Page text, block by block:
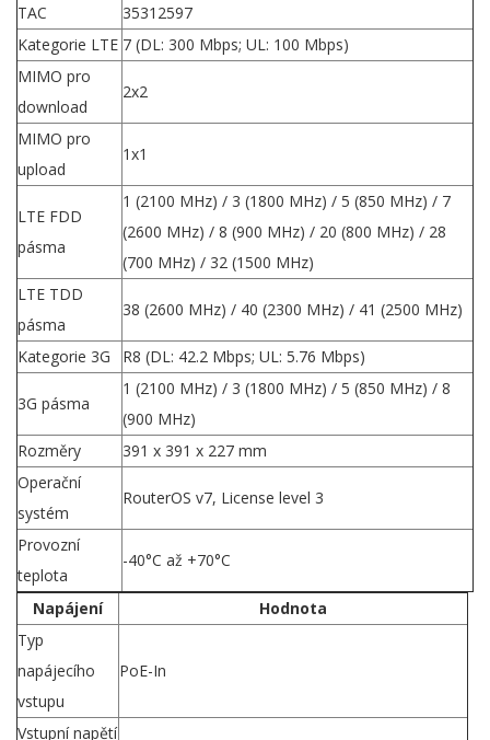
TAC
35312597
Kategorie LTE 7 (DL: 300 Mbps; UL: 100 Mbps)
MIMO pro
download
2x2
MIMO pro
upload
1x1
LTE FDD
pásma
1 (2100 MHz) / 3 (1800 MHz) / 5 (850 MHz) / 7
(2600 MHz) / 8 (900 MHz) / 20 (800 MHz) / 28
(700 MHz) / 32 (1500 MHz)
LTE TDD
pásma
38 (2600 MHz) / 40 (2300 MHz) / 41 (2500 MHz)
Kategorie 3G R8 (DL: 42.2 Mbps; UL: 5.76 Mbps)
3G pásma
1 (2100 MHz) / 3 (1800 MHz) / 5 (850 MHz) / 8
(900 MHz)
Rozměry
391 x 391 x 227 mm
Operační
systém
RouterOS v7, License level 3
Provozní
teplota
-40°C až +70°C
Napájení
Hodnota
Typ
napájecího
vstupu
PoE-In
Vstupní napětí